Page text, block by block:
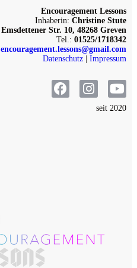
Encouragement Lessons
Inhaberin: Christine Stute
Emsdettener Str. 10, 48268 Greven
Tel.: 01525/1718342
encouragement.lessons@gmail.com
Datenschutz | Impressum
seit 2020